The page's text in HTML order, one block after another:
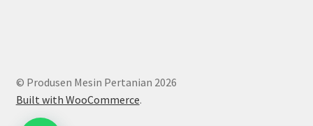
© Produsen Mesin Pertanian 2026
Built with WooCommerce.